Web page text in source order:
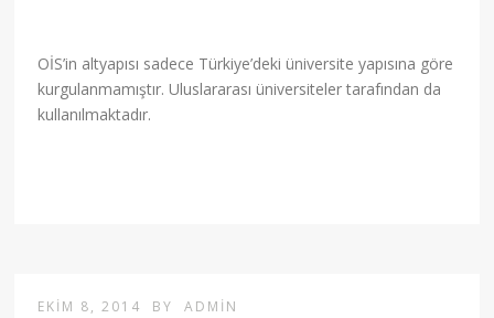
OİS’in altyapısı sadece Türkiye’deki üniversite yapısına göre
kurgulanmamıştır. Uluslararası üniversiteler tarafından da
kullanılmaktadır.
EKIM 8, 2014 BY ADMIN